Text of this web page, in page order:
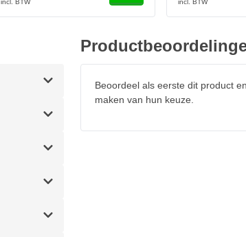
Beoordeel als eerste dit product
maken van hun keuze.